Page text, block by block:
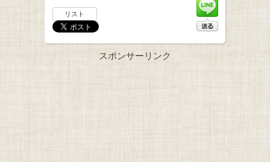
リスト
スポンサーリンク